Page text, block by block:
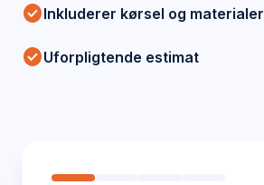
check_circleInkluderer kørsel og materialer
check_circleUforpligtende estimat